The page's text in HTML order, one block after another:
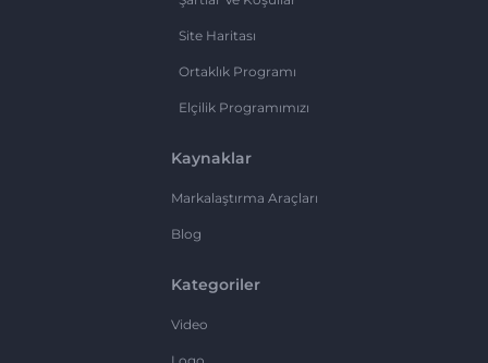
Site Haritası
Ortaklık Programı
Elçilik Programımızı
Kaynaklar
Markalaştırma Araçları
Blog
Kategoriler
Video
Logo